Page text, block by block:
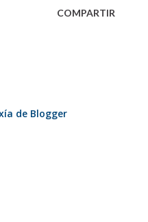
COMPARTIR
de Blogger